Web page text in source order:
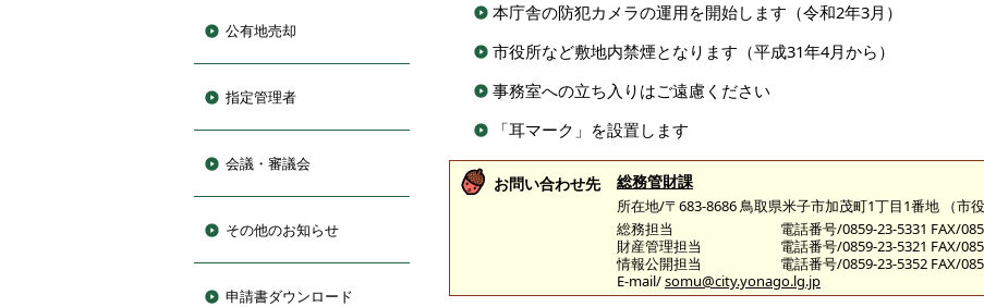
公有地売却
指定管理者
会議・審議会
その他のお知らせ
申請書ダウンロード
本庁舎の防犯カメラの運用を開始します（令和2年3月）
市役所など敷地内禁煙となります（平成31年4月から）
事務室への立ち入りはご遠慮ください
「耳マーク」を設置します
お問い合わせ先 総務管財課
所在地/〒683-8686 鳥取県米子市加茂町1丁目1番地 （市役
総務担当
電話番号/0859-23-5331 FAX/
財産管理担当
電話番号/0859-23-5321 FAX/
情報公開担当
電話番号/0859-23-5352 FAX/
E-mail/somu@city.yonago.lg.jp